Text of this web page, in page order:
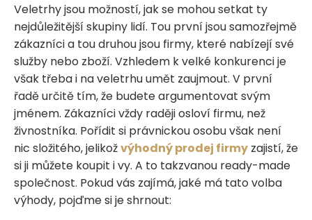
Veletrhy jsou možností, jak se mohou setkat ty
nejdůležitější skupiny lidí. Tou první jsou samozřejmě
zákazníci a tou druhou jsou firmy, které nabízejí své
služby nebo zboží. Vzhledem k velké konkurenci je
však třeba i na veletrhu umět zaujmout. V první
řadě určitě tím, že budete argumentovat svým
jménem. Zákazníci vždy raději osloví firmu, než
živnostníka. Pořídit si právnickou osobu však není
nic složitého, jelikožvýhodný prodej firmy zajistí, že
si ji můžete koupit i vy. A to takzvanou ready-made
společnost. Pokud vás zajímá, jaké má tato volba
výhody, pojďme si je shrnout: